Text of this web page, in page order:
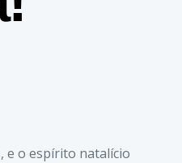
e o espírito natalício